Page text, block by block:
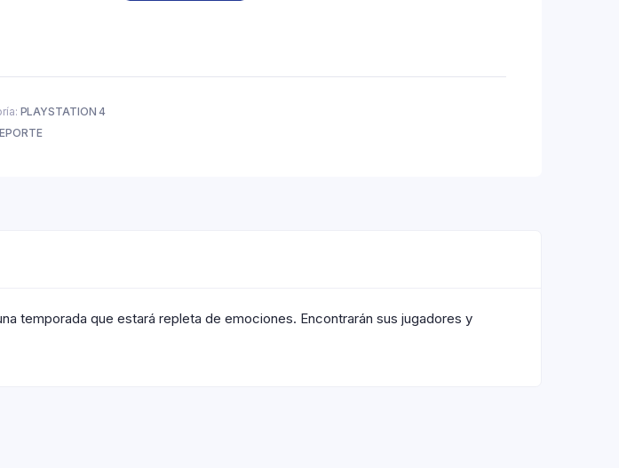
PLAYSTATION 4
temporada que estará repleta de emociones. Encontrarán sus jugadores y